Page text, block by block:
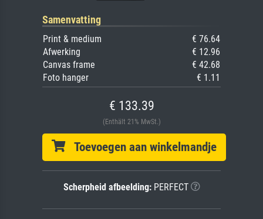
Samenvatting
Print & medium
€ 76.64
Afwerking
€ 12.96
Canvas frame
€ 42.68
Foto hanger
€ 1.11
€ 133.39
(Enthält 21% MwSt.)
Toevoegen aan winkelmandje
Scherpheid afbeelding:PERFECT